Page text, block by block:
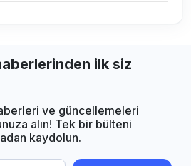
ilk siz
ve güncellemeleri
alın! Tek bir bülteni
kaydolun.